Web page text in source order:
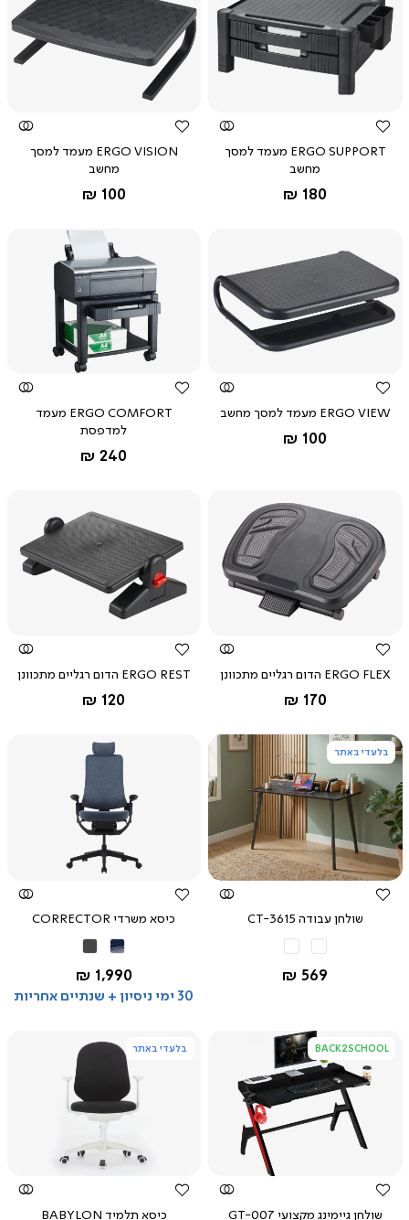
צפייה
ERGO SUPPORT מעמד למסך
מחשב
החל מ-
180 ₪
צפייה
ERGO VISION מעמד למסך
מחשב
החל מ-
100 ₪
צפייה
מהירה
ERGO VIEW מעמד למסך מחשב
החל מ-
100 ₪
צפייה
מהירה
ERGO COMFORT מעמד
למדפסת
החל מ-
240 ₪
צפייה
מהירה
ERGO FLEX הדום רגליים מתכוונן
החל מ-
170 ₪אפור
צפייה
ERGO REST הדום רגליים מתכוונן
החל מ-
120 ₪שחור
בלעדי באתר
צפייה
מהירה
שולחן עבודה CT-3615
החל מ-
569 ₪
צפייה
מהירה
כיסא משרדי CORRECTOR
אפור
החל מ-
1,990 ₪
30 ימי ניסיון + שנתיים אחריות
BACK2SCHOOL
צפייה
שולחן גיימינג מקצועי GT-007
בלעדי באתר
צפייה
מהירה
כיסא תלמיד BABYLON